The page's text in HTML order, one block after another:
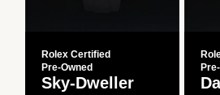
Rolex Certified
Pre‑Owned
Sky-Dweller